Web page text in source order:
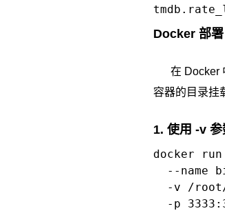
Docker 部
在 Docker
容器的目录挂
1. 使用 -v
docker
--name
-v /
-p